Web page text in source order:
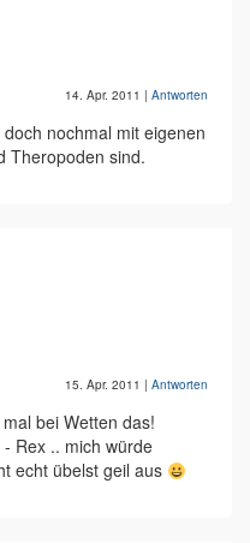
14. Apr. 2011 | Antworten
nochmal mit eigenen
Theropoden sind.
15. Apr. 2011 | Antworten
bei Wetten das!
Rex .. mich würde
echt übelst geil aus